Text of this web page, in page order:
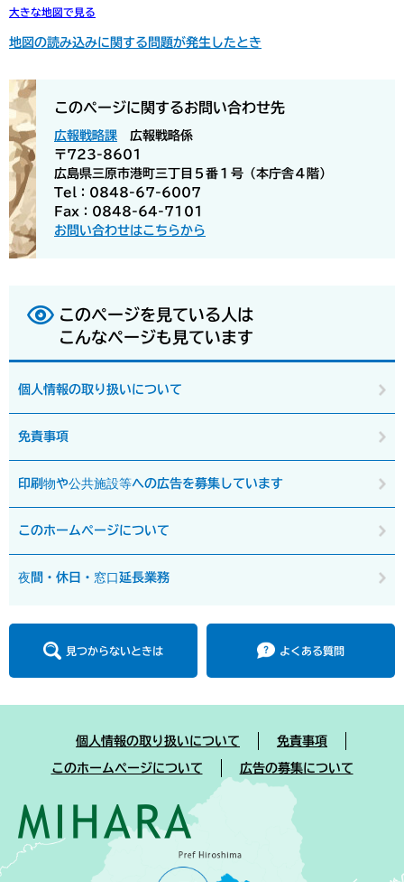
大きな地図で見る
地図の読み込みに関する問題が発生したとき
このページに関するお問い合わせ先
広報戦略課
広報戦略係
〒723-8601
広島県三原市港町三丁目５番１号（本庁舎４階）
Tel：0848-67-6007
Fax：0848-64-7101
お問い合わせはこちらから
このページを見ている人は
こんなページも見ています
個人情報の取り扱いについて
免責事項
印刷物や公共施設等への広告を募集しています
このホームページについて
夜間・休日・窓口延長業務
見つからないときは よくある質問
個人情報の取り扱いについて 免責事項
このホームページについて 広告の募集について